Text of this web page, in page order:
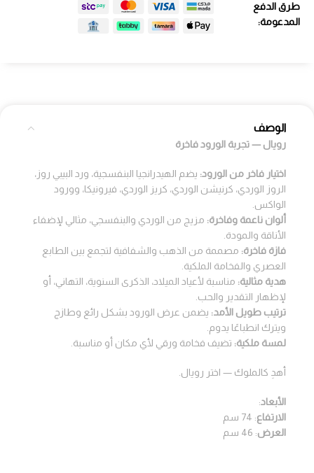
طرق الدفع
المدعومة:
الوصف
رويال — تجربة الورود فاخرة
اختيار فاخر من الورود: يضم الهيدرانجيا البنفسجية، ورد البيبي روز،
الروز الوردي، كرنيشن الوردي، كريز الوردي، فيرونيكا، وورود
الواكس.
ألوان ناعمة وفاخرة: مزيج من الوردي والبنفسجي، مثالي لإضفاء
الأناقة والمودة.
فازة فاخرة: مصممة من الذهب والشفافية لتجمع بين الطابع
العصري والفخامة الملكية.
هدية مثالية: مناسبة لأعياد الميلاد، الذكرى السنوية، التهاني، أو
لإظهار التقدير والحب.
ترتيب طويل الأمد: يضمن عرض الورود بشكل رائع وطازج
ويترك انطباعًا يدوم.
لمسة ملكية: تضيف فخامة ورقي لأي مكان أو مناسبة.
أهدِ كالملوك — اختر رويال.
الأبعاد:
الارتفاع: 74 سم
العرض: 46 سم